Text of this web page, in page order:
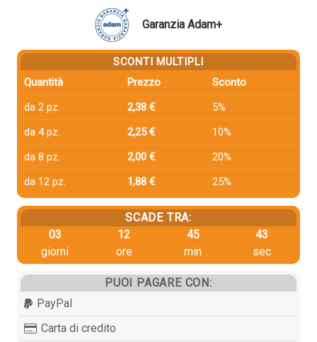
Garanzia Adam+
SCONTI MULTIPLI
Quantità
Prezzo
Sconto
da 2 pz.
2,38 €
5%
da 4 pz.
2,25 €
10%
da 8 pz.
2,00 €
20%
da 12 pz.
1,88 € 25%
SCADE TRA:
03
giorni
12
ore
45
min
42
sec
PUOI PAGARE CON:
PayPal
Carta di credito